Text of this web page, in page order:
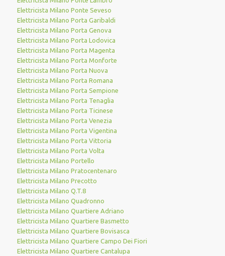
Elettricista Milano Ponte Seveso
Elettricista Milano Porta Garibaldi
Elettricista Milano Porta Genova
Elettricista Milano Porta Lodovica
Elettricista Milano Porta Magenta
Elettricista Milano Porta Monforte
Elettricista Milano Porta Nuova
Elettricista Milano Porta Romana
Elettricista Milano Porta Sempione
Elettricista Milano Porta Tenaglia
Elettricista Milano Porta Ticinese
Elettricista Milano Porta Venezia
Elettricista Milano Porta Vigentina
Elettricista Milano Porta Vittoria
Elettricista Milano Porta Volta
Elettricista Milano Portello
Elettricista Milano Pratocentenaro
Elettricista Milano Precotto
Elettricista Milano Q.T.8
Elettricista Milano Quadronno
Elettricista Milano Quartiere Adriano
Elettricista Milano Quartiere Basmetto
Elettricista Milano Quartiere Bovisasca
Elettricista Milano Quartiere Campo Dei Fiori
Elettricista Milano Quartiere Cantalupa